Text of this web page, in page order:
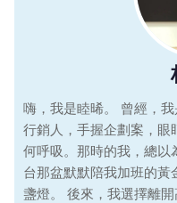
嗨，我是睦晞。 曾經，
行銷人，手握企劃案，眼
何呼吸。那時的我，總以
台那盆默默陪我加班的
盞燈。 後來，我選擇離